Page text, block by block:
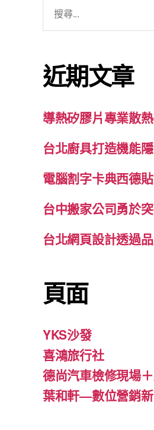
字:
近期文章
導熱矽膠片專業散
台北廚具打造機能
電腦割字卡典西德
台中搬家公司勇於
台北網頁設計透過
頁面
YKS沙發
喜鴻旅行社
德尚汽車檢修現場
葉和軒—數位營銷